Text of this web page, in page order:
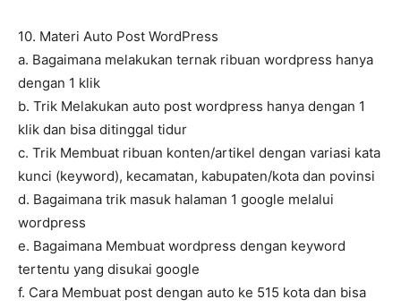
10. Materi Auto Post WordPress
a. Bagaimana melakukan ternak ribuan wordpress hanya
dengan 1 klik
b. Trik Melakukan auto post wordpress hanya dengan 1
klik dan bisa ditinggal tidur
c. Trik Membuat ribuan konten/artikel dengan variasi kata
kunci (keyword), kecamatan, kabupaten/kota dan povinsi
d. Bagaimana trik masuk halaman 1 google melalui
wordpress
e. Bagaimana Membuat wordpress dengan keyword
tertentu yang disukai google
f. Cara Membuat post dengan auto ke 515 kota dan bisa